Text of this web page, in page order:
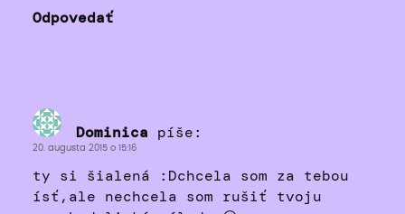
Odpovedať
Dominica píše:
20. augusta 2015 o 15:16
ty si šialená :Dchcela som za tebou
ísť,ale nechcela som rušiť tvoju